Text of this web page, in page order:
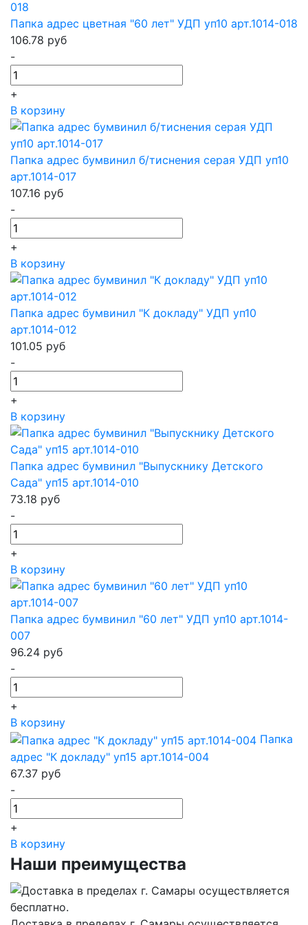
Папка адрес цветная "60 лет" УДП уп10 арт.1014-018
106.78 руб
-
+
В корзину
Папка адрес бумвинил б/тиснения серая УДП уп10
арт.1014-017
107.16 руб
-
+
В корзину
Папка адрес бумвинил "К докладу" УДП уп10
арт.1014-012
101.05 руб
-
+
В корзину
Папка адрес бумвинил "Выпускнику Детского
Сада" уп15 арт.1014-010
73.18 руб
-
+
В корзину
Папка адрес бумвинил "60 лет" УДП уп10 арт.1014-
007
96.24 руб
-
+
В корзину
Папка
адрес "К докладу" уп15 арт.1014-004
67.37 руб
-
+
В корзину
Наши преимущества